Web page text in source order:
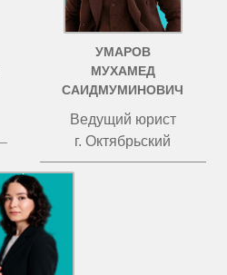
УМАРОВ
МУХАМЕД
САИДМУМИНОВИЧ
Ведущий юрист
г. Октябрьский